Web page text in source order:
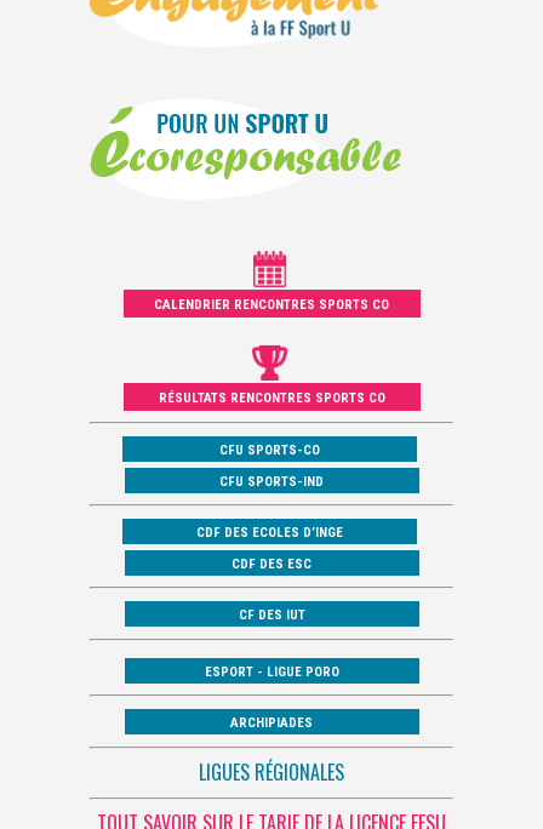
CALENDRIER RENCONTRES SPORTS CO
RÉSULTATS RENCONTRES SPORTS CO
CFU SPORTS-CO
CFU SPORTS-IND
CDF DES ECOLES D’INGE
CDF DES ESC
CF DES IUT
ESPORT - LIGUE PORO
ARCHIPIADES
LIGUES RÉGIONALES